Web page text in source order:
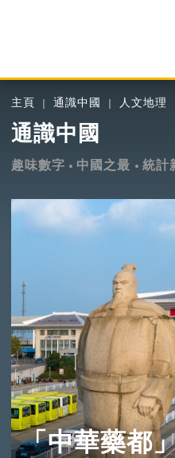
主頁 通識中國 人文地理
通識中國
趣味數字 中國之最 統計
「中華藥都